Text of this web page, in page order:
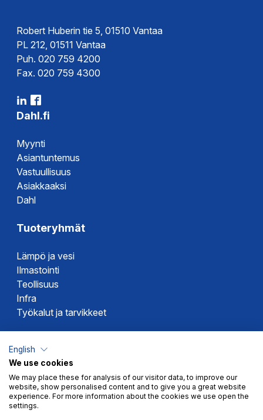
Robert Huberin tie 5, 01510 Vantaa
PL 212, 01511 Vantaa
Puh. 020 759 4200
Fax. 020 759 4300
Dahl.fi
Myynti
Asiantuntemus
Vastuullisuus
Asiakkaaksi
Dahl
Tuoteryhmät
Lämpö ja vesi
Ilmastointi
Teollisuus
Infra
Työkalut ja tarvikkeet
Altech
Alterna
Novipro
Votec
English
We use cookies
We may place these for analysis of our visitor data, to improve our
website, show personalised content and to give you a great website
experience. For more information about the cookies we use open the
settings.